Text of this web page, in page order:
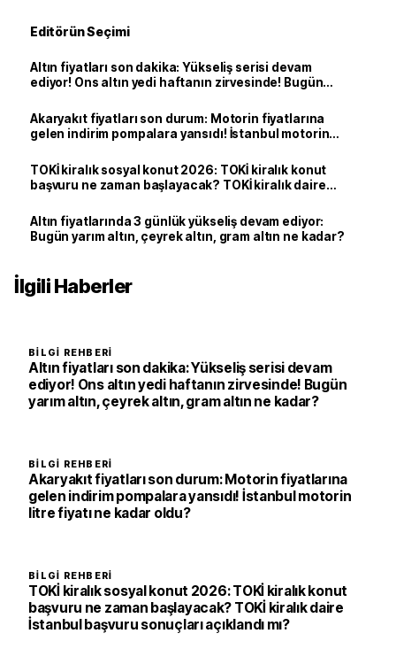
Editörün Seçimi
Altın fiyatları son dakika: Yükseliş serisi devam
ediyor! Ons altın yedi haftanın zirvesinde! Bugün
Akaryakıt fiyatları son durum: Motorin fiyatlarına
gelen indirim pompalara yansıdı! İstanbul motorin
TOKİ kiralık sosyal konut 2026: TOKİ kiralık konut
başvuru ne zaman başlayacak? TOKİ kiralık daire
Altın fiyatlarında 3 günlük yükseliş devam ediyor:
Bugün yarım altın, çeyrek altın, gram altın ne kadar?
İlgili Haberler
BILGI REHBERI
Altın fiyatları son dakika: Yükseliş serisi devam
ediyor! Ons altın yedi haftanın zirvesinde! Bugün
yarım altın, çeyrek altın, gram altın ne kadar?
BILGI REHBERI
Akaryakıt fiyatları son durum: Motorin fiyatlarına
gelen indirim pompalara yansıdı! İstanbul motorin
litre fiyatı ne kadar oldu?
BILGI REHBERI
TOKİ kiralık sosyal konut 2026: TOKİ kiralık konut
başvuru ne zaman başlayacak? TOKİ kiralık daire
İstanbul başvuru sonuçları açıklandı mı?